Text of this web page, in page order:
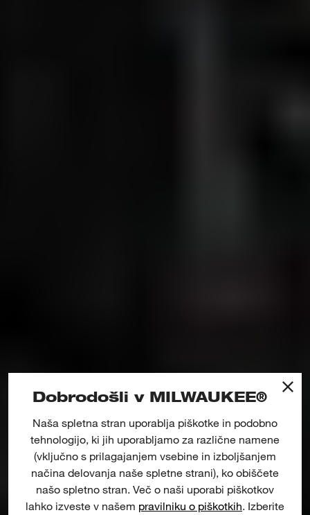
Dobrodošli v MILWAUKEE®
Naša spletna stran uporablja piškotke in podobno
tehnologijo, ki jih uporabljamo za različne namene
(vključno s prilagajanjem vsebine in izboljšanjem
načina delovanja naše spletne strani), ko obiščete
našo spletno stran. Več o naši uporabi piškotkov
lahko izveste v našem pravilniku o piškotkih. Izberite